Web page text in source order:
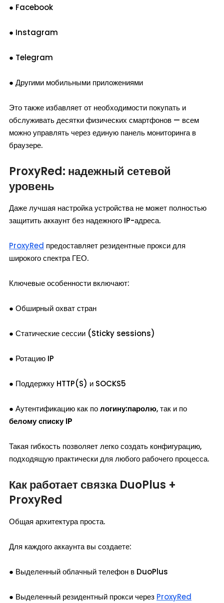
● Facebook
● Instagram
● Telegram
● Другими мобильными приложениями
Это также избавляет от необходимости покупать и
обслуживать десятки физических смартфонов — всем
можно управлять через единую панель мониторинга в
браузере.
ProxyRed: надежный сетевой
уровень
Даже лучшая настройка устройства не может полностью
защитить аккаунт без надежного IP-адреса.
ProxyRed предоставляет резидентные прокси для
широкого спектра ГЕО.
Ключевые особенности включают:
● Обширный охват стран
● Статические сессии (Sticky sessions)
● Ротацию IP
● Поддержку HTTP(S) и SOCKS5
● Аутентификацию как пологину:паролю, так и по
белому списку IP
Такая гибкость позволяет легко создать конфигурацию,
подходящую практически для любого рабочего процесса.
Как работает связка DuoPlus +
ProxyRed
Общая архитектура проста.
Для каждого аккаунта вы создаете:
● Выделенный облачный телефон в DuoPlus
● Выделенный резидентный прокси через ProxyRed